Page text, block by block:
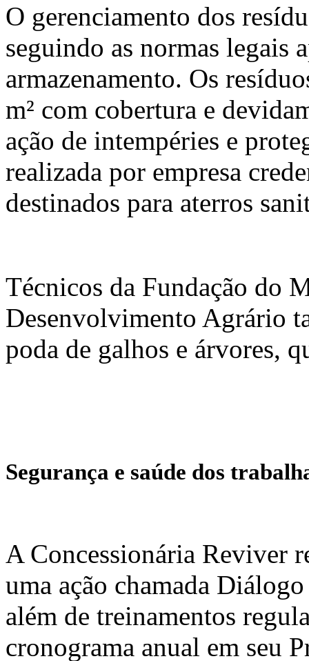
O gerenciamento dos
seguindo as normas legais
armazenamento. Os
m² com cobertura e
ação de intempéries e
realizada por empresa
destinados para aterros
Técnicos da Fundação do
Desenvolvimento Agrário
poda de galhos e árvores,
Segurança e saúde dos
A Concessionária Reviver
uma ação chamada
além de treinamentos
cronograma anual em seu